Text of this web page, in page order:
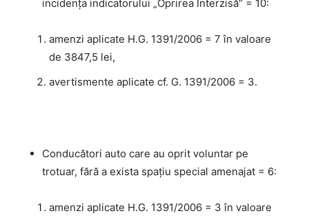
incidenţa indicatorului „Oprirea Interzisă” = 10:
amenzi aplicate H.G. 1391/2006 = 7 în valoare
de 3847,5 lei,
avertismente aplicate cf. G. 1391/2006 = 3.
Conducători auto care au oprit voluntar pe
trotuar, fără a exista spaţiu special amenajat = 6:
amenzi aplicate H.G. 1391/2006 = 3 în valoare